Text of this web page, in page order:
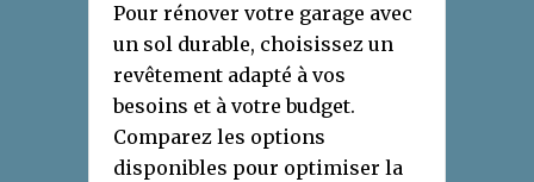
Pour rénover votre garage avec
un sol durable, choisissez un
revêtement adapté à vos
besoins et à votre budget.
Comparez les options
disponibles pour optimiser la